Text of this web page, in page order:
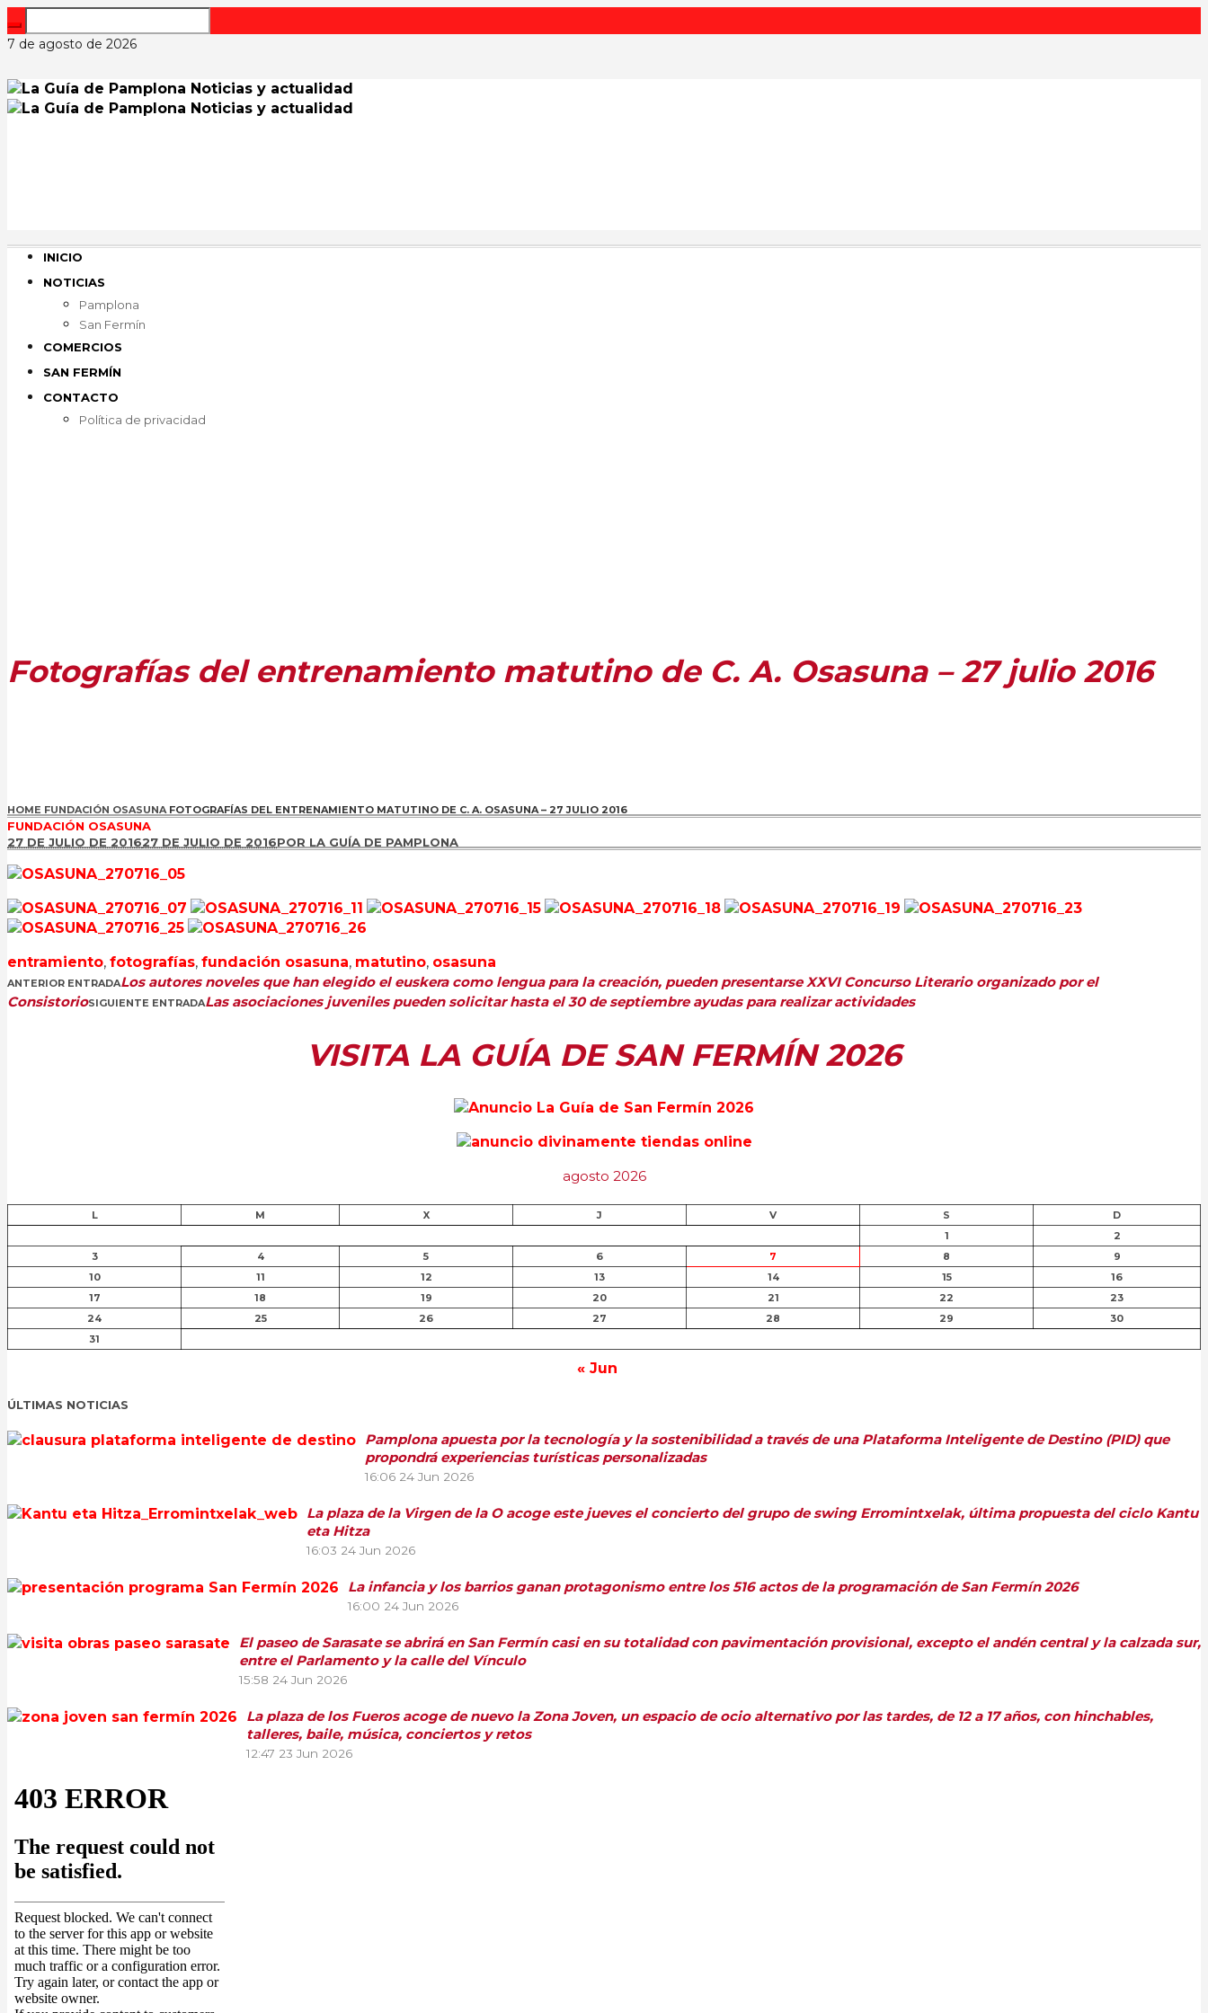
7 de agosto de 2026
INICIO
NOTICIAS
Pamplona
San Fermín
COMERCIOS
SAN FERMÍN
CONTACTO
Política de privacidad
Fotografías del entrenamiento matutino de C. A. Osasuna – 27 julio 2016
HOME FUNDACIÓN OSASUNA FOTOGRAFÍAS DEL ENTRENAMIENTO MATUTINO DE C. A. OSASUNA – 27 JULIO 2016
FUNDACIÓN OSASUNA
27 DE JULIO DE 201627 DE JULIO DE 2016POR LA GUÍA DE PAMPLONA
entramiento, fotografías, fundación osasuna, matutino, osasuna
ANTERIOR ENTRADALos autores noveles que han elegido el euskera como lengua para la creación, pueden presentarse XXVI Concurso Literario organizado por el
ConsistorioSIGUIENTE ENTRADALas asociaciones juveniles pueden solicitar hasta el 30 de septiembre ayudas para realizar actividades
VISITA LA GUÍA DE SAN FERMÍN 2026
agosto 2026
L M X J V S
D
1
2
3
4 5 6 7 8
9
10
11 12 13 14 15
16
17
18 19 20 21 22
23
24
25 26 27 28 29
30
31
« Jun
ÚLTIMAS NOTICIAS
Pamplona apuesta por la tecnología y la sostenibilidad a través de una Plataforma Inteligente de Destino (PID) que
propondrá experiencias turísticas personalizadas
16:06 24 Jun 2026
La plaza de la Virgen de la O acoge este jueves el concierto del grupo de swing Erromintxelak, última propuesta del ciclo Kantu
eta Hitza
16:03 24 Jun 2026
La infancia y los barrios ganan protagonismo entre los 516 actos de la programación de San Fermín 2026
16:00 24 Jun 2026
El paseo de Sarasate se abrirá en San Fermín casi en su totalidad con pavimentación provisional, excepto el andén central y la calzada sur,
entre el Parlamento y la calle del Vínculo
15:58 24 Jun 2026
La plaza de los Fueros acoge de nuevo la Zona Joven, un espacio de ocio alternativo por las tardes, de 12 a 17 años, con hinchables,
talleres, baile, música, conciertos y retos
12:47 23 Jun 2026